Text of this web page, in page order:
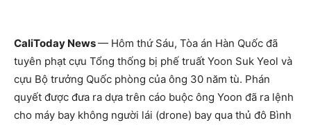
CaliToday News— Hôm thứ Sáu, Tòa án Hàn Quốc đã
tuyên phạt cựu Tổng thống bị phế truất Yoon Suk Yeol và
cựu Bộ trưởng Quốc phòng của ông 30 năm tù. Phán
quyết được đưa ra dựa trên cáo buộc ông Yoon đã ra lệnh
cho máy bay không người lái (drone) bay qua thủ đô Bình